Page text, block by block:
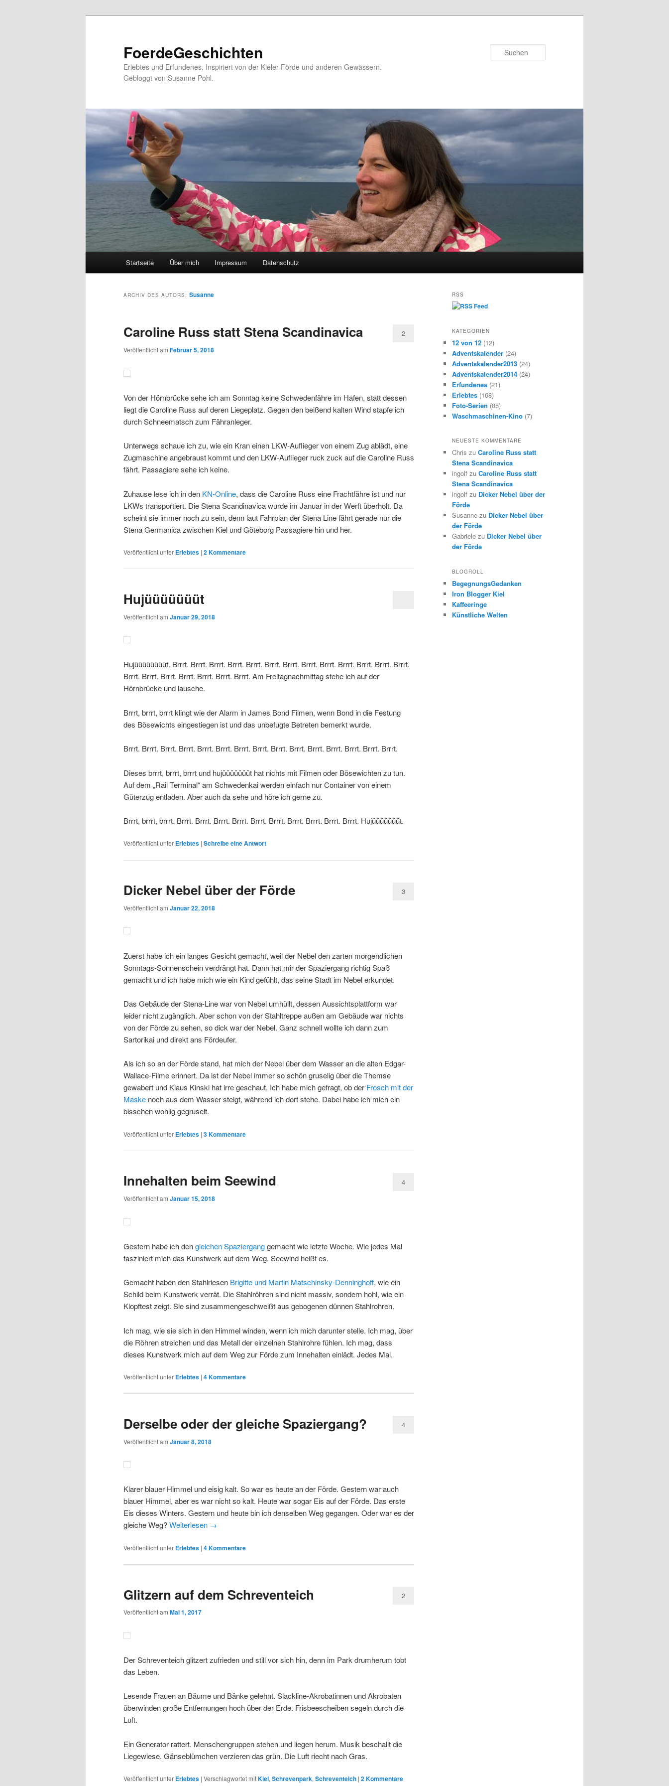
FoerdeGeschichten
Erlebtes und Erfundenes. Inspiriert von der Kieler Förde und anderen Gewässern.
Gebloggt von Susanne Pohl.
Zum
Zum
wechseln
Startseite Über mich Impressum Datenschutz
ARCHIV DES AUTORS: Susanne
Caroline Russ statt Stena Scandinavica
Veröffentlicht am Februar 5, 2018
2
Von der Hörnbrücke sehe ich am Sonntag keine Schwedenfähre im Hafen, statt dessen
liegt die Caroline Russ auf deren Liegeplatz. Gegen den beißend kalten Wind stapfe ich
durch Schneematsch zum Fähranleger.
Unterwegs schaue ich zu, wie ein Kran einen LKW-Auflieger von einem Zug ablädt, eine
Zugmaschine angebraust kommt und den LKW-Auflieger ruck zuck auf die Caroline Russ
fährt. Passagiere sehe ich keine.
Zuhause lese ich in den KN-Online, dass die Caroline Russ eine Frachtfähre ist und nur
LKWs transportiert. Die Stena Scandinavica wurde im Januar in der Werft überholt. Da
scheint sie immer noch zu sein, denn laut Fahrplan der Stena Line fährt gerade nur die
Stena Germanica zwischen Kiel und Göteborg Passagiere hin und her.
Veröffentlicht unter Erlebtes | 2Kommentare
Hujüüüüüüüt
Veröffentlicht am Januar 29, 2018
Hujüüüüüüüüt. Brrrt. Brrrt. Brrrt. Brrrt. Brrrt. Brrrt. Brrrt. Brrrt. Brrrt. Brrrt. Brrrt. Brrrt. Brrrt.
Brrrt. Brrrt. Brrrt. Brrrt. Brrrt. Brrrt. Brrrt. Am Freitagnachmittag stehe ich auf der
Hörnbrücke und lausche.
Brrrt, brrrt, brrrt klingt wie der Alarm in James Bond Filmen, wenn Bond in die Festung
des Bösewichts eingestiegen ist und das unbefugte Betreten bemerkt wurde.
Brrrt. Brrrt. Brrrt. Brrrt. Brrrt. Brrrt. Brrrt. Brrrt. Brrrt. Brrrt. Brrrt. Brrrt. Brrrt. Brrrt. Brrrt.
Dieses brrrt, brrrt, brrrt und hujüüüüüüüt hat nichts mit Filmen oder Bösewichten zu tun.
Auf dem „Rail Terminal“ am Schwedenkai werden einfach nur Container von einem
Güterzug entladen. Aber auch da sehe und höre ich gerne zu.
Brrrt, brrrt, brrrt. Brrrt. Brrrt. Brrrt. Brrrt. Brrrt. Brrrt. Brrrt. Brrrt. Brrrt. Brrrt. Hujüüüüüüüt.
Veröffentlicht unter Erlebtes | Schreibe eine Antwort
Dicker Nebel über der Förde
Veröffentlicht am Januar 22, 2018
3
Zuerst habe ich ein langes Gesicht gemacht, weil der Nebel den zarten morgendlichen
Sonntags-Sonnenschein verdrängt hat. Dann hat mir der Spaziergang richtig Spaß
gemacht und ich habe mich wie ein Kind gefühlt, das seine Stadt im Nebel erkundet.
Das Gebäude der Stena-Line war von Nebel umhüllt, dessen Aussichtsplattform war
leider nicht zugänglich. Aber schon von der Stahltreppe außen am Gebäude war nichts
von der Förde zu sehen, so dick war der Nebel. Ganz schnell wollte ich dann zum
Sartorikai und direkt ans Fördeufer.
Als ich so an der Förde stand, hat mich der Nebel über dem Wasser an die alten Edgar-
Wallace-Filme erinnert. Da ist der Nebel immer so schön gruselig über die Themse
gewabert und Klaus Kinski hat irre geschaut. Ich habe mich gefragt, ob der Frosch mit der
Maske noch aus dem Wasser steigt, während ich dort stehe. Dabei habe ich mich ein
bisschen wohlig gegruselt.
Veröffentlicht unter Erlebtes | 3Kommentare
Innehalten beim Seewind
Veröffentlicht am Januar 15, 2018
4
Gestern habe ich dengleichen Spazierganggemacht wie letzte Woche. Wie jedes Mal
fasziniert mich das Kunstwerk auf dem Weg. Seewind heißt es.
Gemacht haben den Stahlriesen Brigitte und Martin Matschinsky-Denninghoff, wie ein
Schild beim Kunstwerk verrät. Die Stahlröhren sind nicht massiv, sondern hohl, wie ein
Klopftest zeigt. Sie sind zusammengeschweißt aus gebogenen dünnen Stahlrohren.
Ich mag, wie sie sich in den Himmel winden, wenn ich mich darunter stelle. Ich mag, über
die Röhren streichen und das Metall der einzelnen Stahlrohre fühlen. Ich mag, dass
dieses Kunstwerk mich auf dem Weg zur Förde zum Innehalten einlädt. Jedes Mal.
Veröffentlicht unter Erlebtes | 4Kommentare
Derselbe oder der gleiche Spaziergang?
Veröffentlicht am Januar 8, 2018
4
Klarer blauer Himmel und eisig kalt. So war es heute an der Förde. Gestern war auch
blauer Himmel, aber es war nicht so kalt. Heute war sogar Eis auf der Förde. Das erste
Eis dieses Winters. Gestern und heute bin ich denselben Weg gegangen. Oder war es der
gleiche Weg?Weiterlesen →
Veröffentlicht unter Erlebtes | 4Kommentare
Glitzern auf dem Schreventeich
Veröffentlicht am Mai 1, 2017
2
Der Schreventeich glitzert zufrieden und still vor sich hin, denn im Park drumherum tobt
das Leben.
Lesende Frauen an Bäume und Bänke gelehnt. Slackline-Akrobatinnen und Akrobaten
überwinden große Entfernungen hoch über der Erde. Frisbeescheiben segeln durch die
Luft.
Ein Generator rattert. Menschengruppen stehen und liegen herum. Musik beschallt die
Liegewiese. Gänseblümchen verzieren das grün. Die Luft riecht nach Gras.
Veröffentlicht unter Erlebtes | Verschlagwortet mitKiel, Schrevenpark, Schreventeich | 2Kommentare
RSS
KATEGORIEN
12 von 12 (12)
Adventskalender (24)
Adventskalender2013 (24)
Adventskalender2014 (24)
Erfundenes (21)
Erlebtes (168)
Foto-Serien (85)
Waschmaschinen-Kino (7)
NEUESTE KOMMENTARE
Chris zu Caroline Russ statt
Stena Scandinavica
ingolf zu Caroline Russ statt
Stena Scandinavica
ingolf zu Dicker Nebel über der
Förde
Susanne zu Dicker Nebel über
der Förde
Gabriele zu Dicker Nebel über
der Förde
BLOGROLL
BegegnungsGedanken
Iron Blogger Kiel
Kaffeeringe
Künstliche Welten